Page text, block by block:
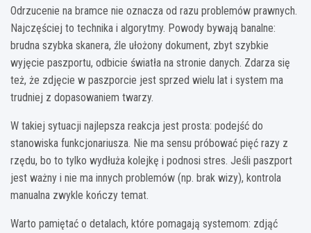
Odrzucenie na bramce nie oznacza od razu problemów prawnych.
Najczęściej to technika i algorytmy. Powody bywają banalne:
brudna szybka skanera, źle ułożony dokument, zbyt szybkie
wyjęcie paszportu, odbicie światła na stronie danych. Zdarza się
też, że zdjęcie w paszporcie jest sprzed wielu lat i system ma
trudniej z dopasowaniem twarzy.
W takiej sytuacji najlepsza reakcja jest prosta: podejść do
stanowiska funkcjonariusza. Nie ma sensu próbować pięć razy z
rzędu, bo to tylko wydłuża kolejkę i podnosi stres. Jeśli paszport
jest ważny i nie ma innych problemów (np. brak wizy), kontrola
manualna zwykle kończy temat.
Warto pamiętać o detalach, które pomagają systemom: zdjąć